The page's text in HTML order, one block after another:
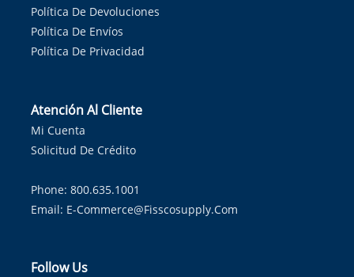
Política De Devoluciones
Política De Envíos
Política De Privacidad
Atención Al Cliente
Mi Cuenta
Solicitud De Crédito
Phone: 800.635.1001
Email: E-Commerce@fisscosupply.com
Follow Us